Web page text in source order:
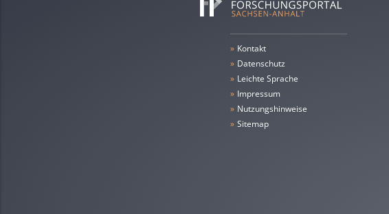
»
Kontakt
»
Datenschutz
» leichte Sprache
» Impressum
»
Nutzungshinweise
»
Sitemap